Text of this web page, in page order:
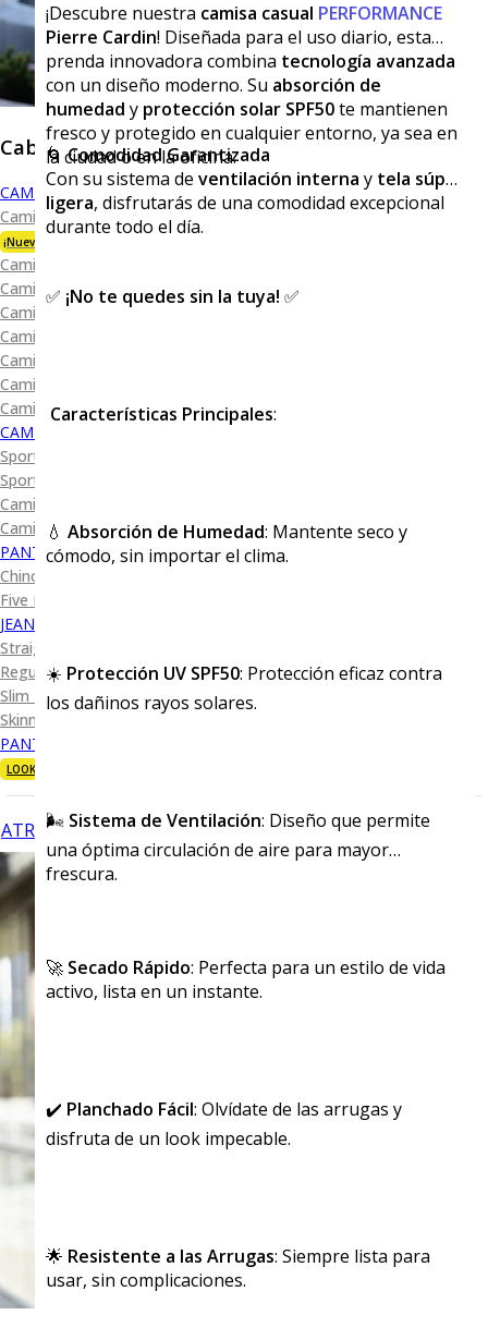
Caballero
CAMISAS
Camisa Premium Bambú
¡Nueva Colección!
Camisa Blanca
Camisa Performance
Camisa Piqué
Camisa Oxford
Camisa Lisa y Textura
Camisa Diseño
Camisa Cuadro y Raya
CAMISA SPORT
Sport Lisas
Sport Diseño
Camiseta Lisa
Camiseta Diseño
PANTALÓN CASUAL
Chino
Five Pocket
JEANS
Straight Fit
Regular Fit
Slim Fit
Skinny Fit
PANTALÓN DE VESTIR
LOOKS
ATRÁS
¡Descubre nuestra camisa casual PERFORMANCE
Pierre Cardin! Diseñada para el uso diario, esta
prenda innovadora combina tecnología avanzada
con un diseño moderno. Su absorción de
humedad y protección solar SPF50te mantienen
fresco y protegido en cualquier entorno, ya sea en
la ciudad o en la oficina.
🌀Comodidad Garantizada
Con su sistema de ventilación interna y tela súper
ligera, disfrutarás de una comodidad excepcional
durante todo el día.
✅ ¡No te quedes sin la tuya! ✅
Características Principales:
💧 Absorción de Humedad: Mantente seco y
cómodo, sin importar el clima.
☀️ Protección UV SPF50: Protección eficaz contra
los dañinos rayos solares.
🌬️ Sistema de Ventilación: Diseño que permite
una óptima circulación de aire para mayor
frescura.
🚀 Secado Rápido: Perfecta para un estilo de vida
activo, lista en un instante.
✔️ Planchado Fácil: Olvídate de las arrugas y
disfruta de un look impecable.
🌟 Resistente a las Arrugas: Siempre lista para
usar, sin complicaciones.